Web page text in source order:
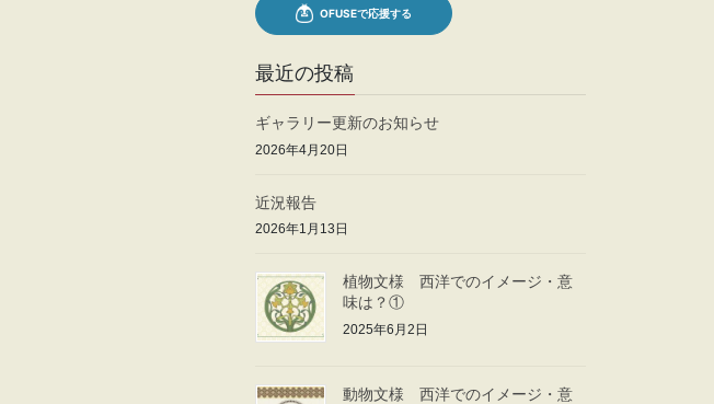
最近の投稿
ギャラリー更新のお知らせ
2026年4月20日
近況報告
2026年1月13日
植物文様 西洋でのイメージ・意
味は？①
2025年6月2日
動物文様 西洋でのイメージ・意